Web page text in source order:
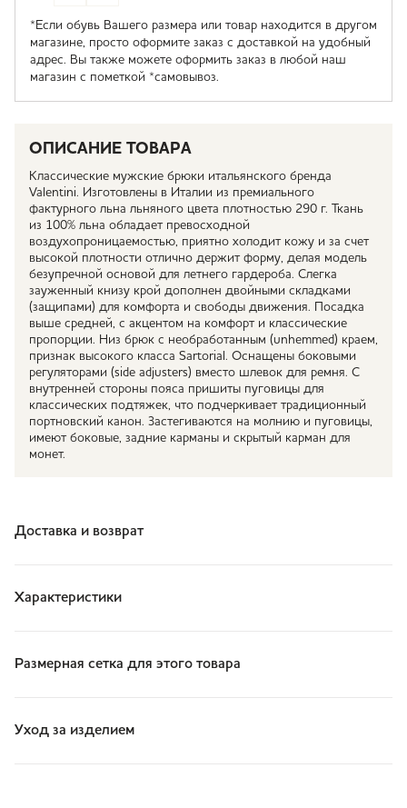
*Если обувь Вашего размера или товар находится в другом
магазине, просто оформите заказ с доставкой на удобный
адрес. Вы также можете оформить заказ в любой наш
магазин с пометкой *самовывоз.
ОПИСАНИЕ ТОВАРА
Классические мужские брюки итальянского бренда
Valentini. Изготовлены в Италии из премиального
фактурного льна льняного цвета плотностью 290 г. Ткань
из 100% льна обладает превосходной
воздухопроницаемостью, приятно холодит кожу и за счет
высокой плотности отлично держит форму, делая модель
безупречной основой для летнего гардероба. Слегка
зауженный книзу крой дополнен двойными складками
(защипами) для комфорта и свободы движения. Посадка
выше средней, с акцентом на комфорт и классические
пропорции. Низ брюк с необработанным (unhemmed) краем,
признак высокого класса Sartorial. Оснащены боковыми
регуляторами (side adjusters) вместо шлевок для ремня. С
внутренней стороны пояса пришиты пуговицы для
классических подтяжек, что подчеркивает традиционный
портновский канон. Застегиваются на молнию и пуговицы,
имеют боковые, задние карманы и скрытый карман для
монет.
Доставка и возврат
Характеристики
Размерная сетка для этого товара
Уход за изделием